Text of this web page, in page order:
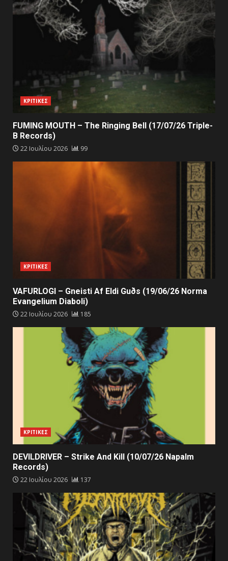
ΚΡΙΤΙΚΕΣ
FUMING MOUTH – The Ringing Bell (17/07/26 Triple-
B Records)
22 Ιουλίου 2026 99
ΚΡΙΤΙΚΕΣ
VAFURLOGI – Gneisti Af Eldi Guðs (19/06/26 Norma
Evangelium Diaboli)
22 Ιουλίου 2026 185
ΚΡΙΤΙΚΕΣ
DEVILDRIVER – Strike And Kill (10/07/26 Napalm
Records)
22 Ιουλίου 2026 137